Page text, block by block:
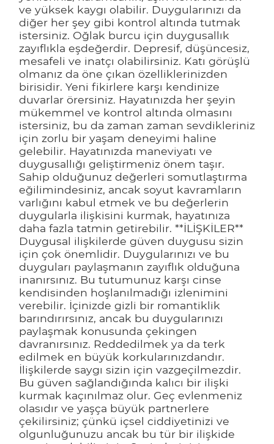
ve yüksek kaygı olabilir. Duygularınızı da
diğer her şey gibi kontrol altında tutmak
istersiniz. Oğlak burcu için duygusallık
zayıflıkla eşdeğerdir. Depresif, düşüncesiz,
mesafeli ve inatçı olabilirsiniz. Katı görüşlü
olmanız da öne çıkan özelliklerinizden
birisidir. Yeni fikirlere karşı kendinize
duvarlar örersiniz. Hayatınızda her şeyin
mükemmel ve kontrol altında olmasını
istersiniz, bu da zaman zaman sevdikleriniz
için zorlu bir yaşam deneyimi haline
gelebilir. Hayatınızda maneviyatı ve
duygusallığı geliştirmeniz önem taşır.
Sahip olduğunuz değerleri somutlaştırma
eğilimindesiniz, ancak soyut kavramların
varlığını kabul etmek ve bu değerlerin
duygularla ilişkisini kurmak, hayatınıza
daha fazla tatmin getirebilir. **İLİŞKİLER**
Duygusal ilişkilerde güven duygusu sizin
için çok önemlidir. Duygularınızı ve bu
duyguları paylaşmanın zayıflık olduğuna
inanırsınız. Bu tutumunuz karşı cinse
kendisinden hoşlanılmadığı izlenimini
verebilir. İçinizde gizli bir romantiklik
barındırırsınız, ancak bu duygularınızı
paylaşmak konusunda çekingen
davranırsınız. Reddedilmek ya da terk
edilmek en büyük korkularınızdandır.
İlişkilerde saygı sizin için vazgeçilmezdir.
Bu güven sağlandığında kalıcı bir ilişki
kurmak kaçınılmaz olur. Geç evlenmeniz
olasıdır ve yaşça büyük partnerlere
çekilirsiniz; çünkü içsel ciddiyetinizi ve
olgunluğunuzu ancak bu tür bir ilişkide